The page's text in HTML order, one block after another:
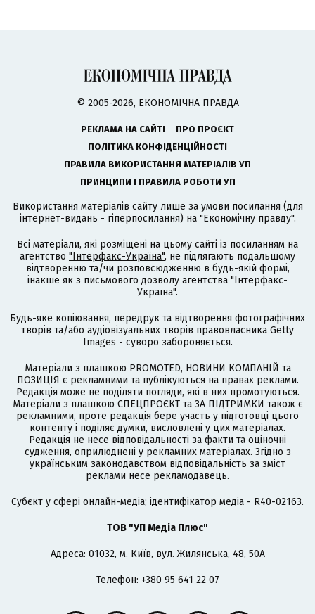
© 2005-2026, ЕКОНОМІЧНА ПРАВДА
РЕКЛАМА НА САЙТІ
ПРО ПРОЄКТ
ПОЛІТИКА КОНФІДЕНЦІЙНОСТІ
ПРАВИЛА ВИКОРИСТАННЯ МАТЕРІАЛІВ УП
ПРИНЦИПИ І ПРАВИЛА РОБОТИ УП
Використання матеріалів сайту лише за умови посилання (для
інтернет-видань - гіперпосилання) на "Економічну правду".
Всі матеріали, які розміщені на цьому сайті із посиланням на
агентство "Інтерфакс-Україна", не підлягають подальшому
відтворенню та/чи розповсюдженню в будь-якій формі,
інакше як з письмового дозволу агентства "Інтерфакс-
Україна".
Будь-яке копіювання, передрук та відтворення фотографічних
творів та/або аудіовізуальних творів правовласника Getty
Images - суворо забороняється.
Матеріали з плашкою PROMOTED, НОВИНИ КОМПАНІЙ та
ПОЗИЦІЯ є рекламними та публікуються на правах реклами.
Редакція може не поділяти погляди, які в них промотуються.
Матеріали з плашкою СПЕЦПРОЄКТ та ЗА ПІДТРИМКИ також є
рекламними, проте редакція бере участь у підготовці цього
контенту і поділяє думки, висловлені у цих матеріалах.
Редакція не несе відповідальності за факти та оціночні
судження, оприлюднені у рекламних матеріалах. Згідно з
українським законодавством відповідальність за зміст
реклами несе рекламодавець.
Cубєкт у сфері онлайн-медіа; ідентифікатор медіа - R40-02163.
ТОВ "УП Медіа Плюс"
Адреса: 01032, м. Київ, вул. Жилянська, 48, 50А
Телефон: +380 95 641 22 07